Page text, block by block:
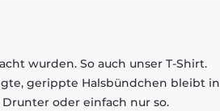
wurden. So auch unser T-Shirt.
gerippte Halsbündchen bleibt in
oder einfach nur so.